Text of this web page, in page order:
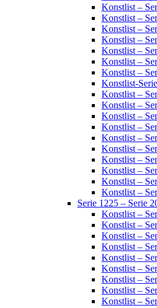
Konstlist –
Konstlist –
Konstlist –
Konstlist –
Konstlist –
Konstlist –
Konstlist –
Konstlist-
Konstlist –
Konstlist –
Konstlist –
Konstlist –
Konstlist –
Konstlist –
Konstlist –
Konstlist –
Konstlist –
Konstlist –
Serie 1225 – Serie
Konstlist –
Konstlist –
Konstlist –
Konstlist –
Konstlist –
Konstlist –
Konstlist –
Konstlist –
Konstlist –